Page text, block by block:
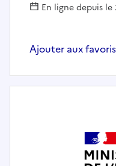
En ligne depuis le
Ajouter aux favoris